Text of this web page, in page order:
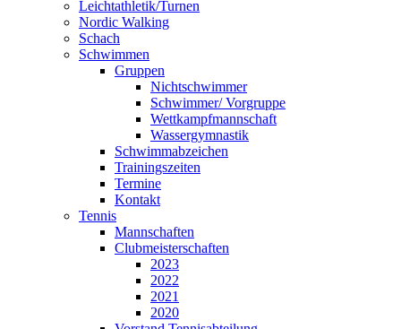
Leichtathletik/Turnen
Nordic Walking
Schach
Schwimmen
Gruppen
Nichtschwimmer
Schwimmer/ Vorgruppe
Wettkampfmannschaft
Wassergymnastik
Schwimmabzeichen
Trainingszeiten
Termine
Kontakt
Tennis
Mannschaften
Clubmeisterschaften
2023
2022
2021
2020